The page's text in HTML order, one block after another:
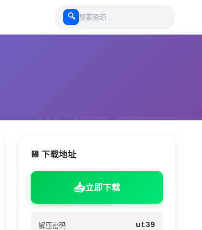
🔍
💾 下载地址
📥立即下载
解压密码 ut39